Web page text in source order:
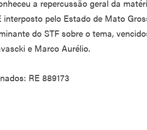
a repercussão geral da
interposto pelo Estado de Mato
do STF sobre o tema,
e Marco Aurélio.
RE 889173